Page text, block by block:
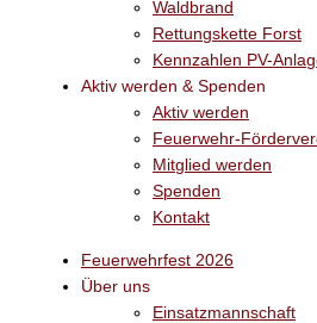
Waldbrand
Rettungskette Forst
Kennzahlen PV-
Aktiv werden & Spenden
Aktiv werden
Feuerwehr-
Mitglied werden
Spenden
Kontakt
Feuerwehrfest 2026
Über uns
Einsatzmannschaft